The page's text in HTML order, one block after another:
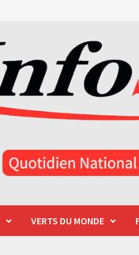
VERTS DU MONDE